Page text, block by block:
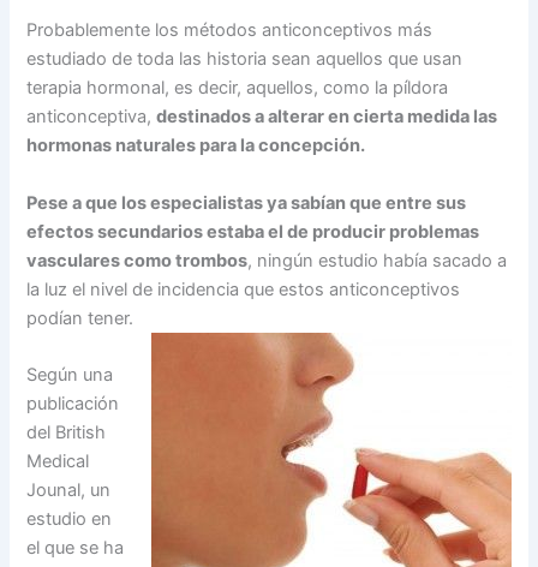
Probablemente los métodos anticonceptivos más
estudiado de toda las historia sean aquellos que usan
terapia hormonal, es decir, aquellos, como la píldora
anticonceptiva,destinados a alterar en cierta medida las
hormonas naturales para la concepción.
Pese a que los especialistas ya sabían que entre sus
efectos secundarios estaba el de producir problemas
vasculares como trombos, ningún estudio había sacado a
la luz el nivel de incidencia que estos anticonceptivos
podían tener.
Según una
publicación
del British
Medical
Jounal, un
estudio en
el que se ha